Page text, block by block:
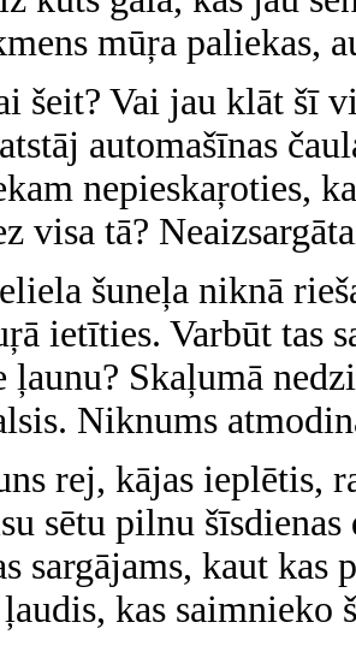
mūŗa paliekas,
šeit? Vai jau klāt šī
automašīnas
nepieskaŗoties,
visa tā?
šuneļa niknā
ietīties. Varbūt tas
ļaunu? Skaļumā
Niknums
rej, kājas ieplētis,
sētu pilnu
sargājams, kaut kas
kas saimnieko